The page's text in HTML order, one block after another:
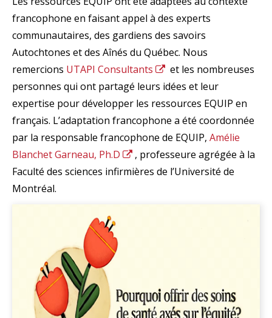
Publications
Resources
Events
Contact
Online Courses
francophone en faisant appel à des experts
communautaires, des gardiens des savoirs
Autochtones et des Aînés du Québec. Nous
remercions UTAPI Consultants
et les nombreuses
personnes qui ont partagé leurs idées et leur
expertise pour développer les ressources EQUIP en
français. L’adaptation francophone a été coordonnée
par la responsable francophone de EQUIP, Amélie
Blanchet Garneau, Ph.D
, professeure agrégée à la
Faculté des sciences infirmières de l’Université de
Montréal.